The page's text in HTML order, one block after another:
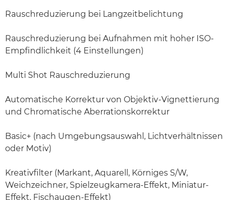
Rauschreduzierung bei Langzeitbelichtung
Rauschreduzierung bei Aufnahmen mit hoher ISO-
Empfindlichkeit (4 Einstellungen)
Multi Shot Rauschreduzierung
Automatische Korrektur von Objektiv-Vignettierung
und Chromatische Aberrationskorrektur
Basic+ (nach Umgebungsauswahl, Lichtverhältnissen
oder Motiv)
Kreativfilter (Markant, Aquarell, Körniges S/W,
Weichzeichner, Spielzeugkamera-Effekt, Miniatur-
Effekt, Fischaugen-Effekt)